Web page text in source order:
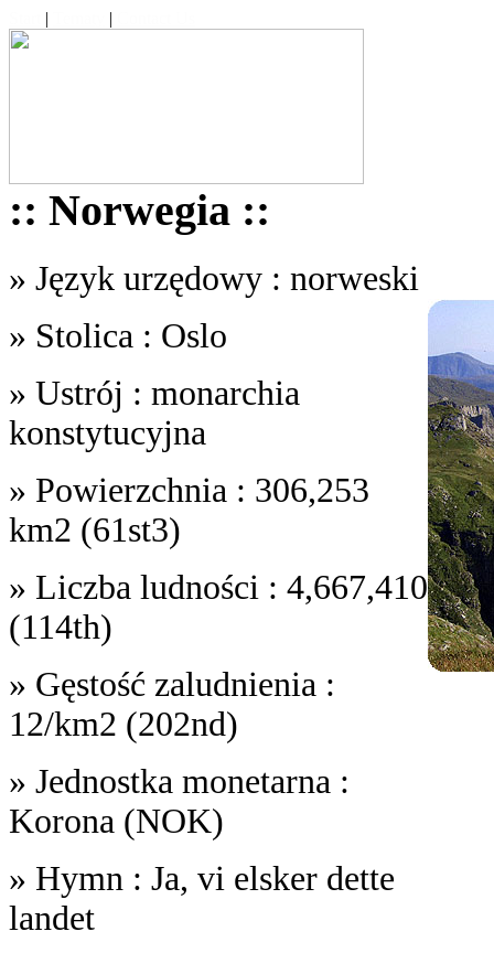
| |
:: Norwegia ::
» Język urzędowy : norweski
» Stolica : Oslo
» Ustrój : monarchia
konstytucyjna
» Powierzchnia : 306,253
km2 (61st3)
» Liczba ludności : 4,667,410
(114th)
» Gęstość zaludnienia :
12/km2 (202nd)
» Jednostka monetarna :
Korona (NOK)
» Hymn : Ja, vi elsker dette
landet